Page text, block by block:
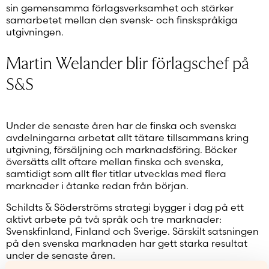
sin gemensamma förlagsverksamhet och stärker
samarbetet mellan den svensk- och finskspråkiga
utgivningen.
Martin Welander blir förlagschef på
S&S
Under de senaste åren har de finska och svenska
avdelningarna arbetat allt tätare tillsammans kring
utgivning, försäljning och marknadsföring. Böcker
översätts allt oftare mellan finska och svenska,
samtidigt som allt fler titlar utvecklas med flera
marknader i åtanke redan från början.
Schildts & Söderströms strategi bygger i dag på ett
aktivt arbete på två språk och tre marknader:
Svenskfinland, Finland och Sverige. Särskilt satsningen
på den svenska marknaden har gett starka resultat
under de senaste åren.